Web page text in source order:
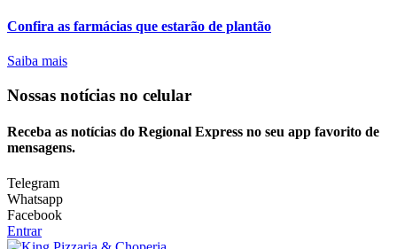
Confira as farmácias que estarão de plantão
Saiba mais
Nossas notícias no celular
Receba as notícias do Regional Express no seu app favorito de
mensagens.
Telegram
Whatsapp
Facebook
Entrar